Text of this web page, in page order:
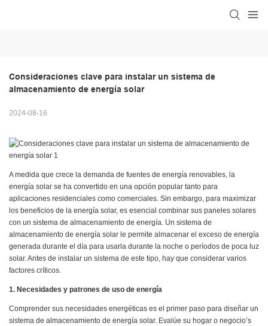
Consideraciones clave para instalar un sistema de
almacenamiento de energía solar
2024-08-16
A medida que crece la demanda de fuentes de energía renovables, la
energía solar se ha convertido en una opción popular tanto para
aplicaciones residenciales como comerciales. Sin embargo, para maximizar
los beneficios de la energía solar, es esencial combinar sus paneles solares
con un sistema de almacenamiento de energía. Un sistema de
almacenamiento de energía solar le permite almacenar el exceso de energía
generada durante el día para usarla durante la noche o períodos de poca luz
solar. Antes de instalar un sistema de este tipo, hay que considerar varios
factores críticos.
1. Necesidades y patrones de uso de energía
Comprender sus necesidades energéticas es el primer paso para diseñar un
sistema de almacenamiento de energía solar. Evalúe su hogar o negocio’s